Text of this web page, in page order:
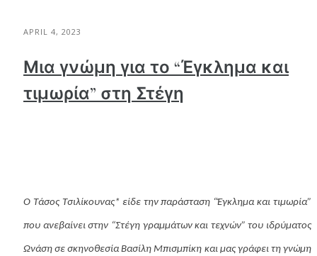
APRIL 4, 2023
Μια γνώμη για το “Έγκλημα και
τιμωρία” στη Στέγη
Ο Τάσος Τσιλίκουνας* είδε την παράσταση “Έγκλημα και τιμωρία”
που ανεβαίνει στην “Στέγη γραμμάτων και τεχνών” του ιδρύματος
Ωνάση σε σκηνοθεσία Βασίλη Μπισμπίκη και μας γράφει τη γνώμη